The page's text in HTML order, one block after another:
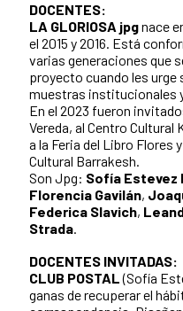
DOCENTES:
LA GLORIOSA jpgnace
el 2015 y 2016. Está
varias generaciones que
proyecto cuando les urge
muestras institucionales
En el 2023 fueron
Vereda, al Centro Cultural
a la Feria del Libro Flores
Cultural Barrakesh.
Son Jpg: Sofía Estevez
Florencia Gavilán,
Federica Slavich,
Strada.
DOCENTES INVITADAS:
CLUB POSTAL(Sofía
ganas de recuperar el